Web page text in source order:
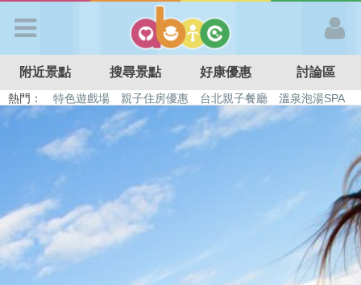
APP登入
首 頁
搜尋景點
好康優惠
附近景點 搜尋景點 好康優惠 討論區
熱門： 特色遊戲場 親子住房優惠 台北親子餐廳
溫泉泡湯SPA
溜滑梯民宿
觀光工廠 日本親子景點